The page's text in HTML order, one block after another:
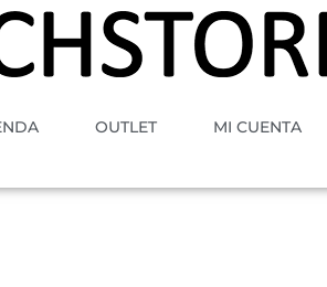
OUTLET MI CUENTA